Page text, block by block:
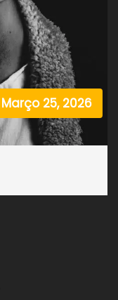
Março 25, 2026